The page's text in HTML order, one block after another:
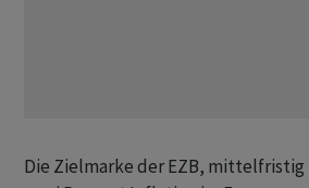
Die Zielmarke der EZB,